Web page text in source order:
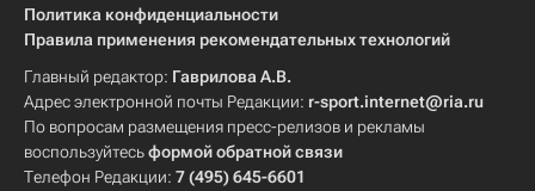
Политика конфиденциальности
Правила применения рекомендательных технологий
Главный редактор: Гаврилова А.В.
Адрес электронной почты Редакции: r-sport.internet@ria.ru
По вопросам размещения пресс-релизов и рекламы
воспользуйтесьформой обратной связи
Телефон Редакции: 7 (495) 645-6601